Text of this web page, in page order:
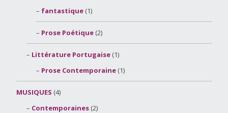
fantastique (1)
Prose Poétique (2)
Littérature Portugaise(1)
Prose Contemporaine (1)
MUSIQUES (4)
Contemporaines(2)